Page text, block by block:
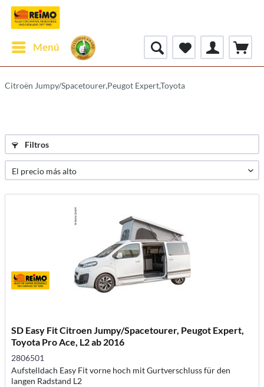
Menú
Citroën Jumpy/Spacetourer,Peugot Expert,Toyota
Filtros
SD Easy Fit Citroen Jumpy/Spacetourer, Peugot Expert,
Toyota Pro Ace, L2 ab 2016
2806501
Aufstelldach Easy Fit vorne hoch mit Gurtverschluss für den
langen Radstand L2